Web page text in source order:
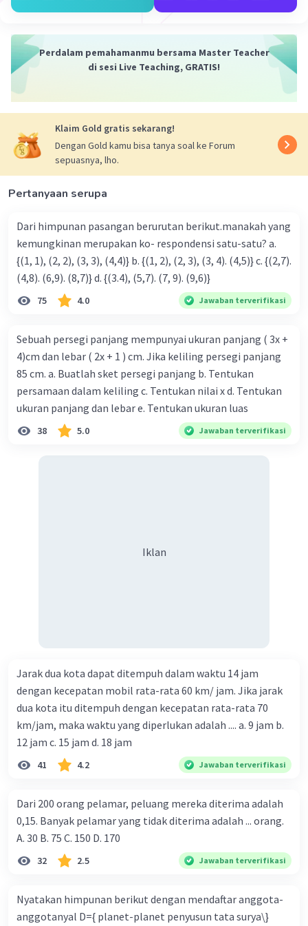
Perdalam pemahamanmu bersama Master Teacher
di sesi Live Teaching, GRATIS!
Klaim Gold gratis sekarang!
Dengan Gold kamu bisa tanya soal ke Forum
sepuasnya, lho.
Pertanyaan serupa
Dari himpunan pasangan berurutan berikut.manakah yang
kemungkinan merupakan ko- respondensi satu-satu? a.
{(1, 1), (2, 2), (3, 3), (4,4)} b. {(1, 2), (2, 3), (3, 4). (4,5)} c. {(2,7).
(4,8). (6,9). (8,7)} d. {(3.4), (5,7). (7, 9). (9,6)}
75 4.0 Jawaban terverifikasi
Sebuah persegi panjang mempunyai ukuran panjang ( 3x +
4)cm dan lebar ( 2x + 1 ) cm. Jika keliling persegi panjang
85 cm. a. Buatlah sket persegi panjang b. Tentukan
persamaan dalam keliling c. Tentukan nilai x d. Tentukan
ukuran panjang dan lebar e. Tentukan ukuran luas
38 5.0 Jawaban terverifikasi
Iklan
Jarak dua kota dapat ditempuh dalam waktu 14 jam
dengan kecepatan mobil rata-rata 60 km/ jam. Jika jarak
dua kota itu ditempuh dengan kecepatan rata-rata 70
km/jam, maka waktu yang diperlukan adalah .... a. 9 jam b.
12 jam c. 15 jam d. 18 jam
41 4.2 Jawaban terverifikasi
Dari 200 orang pelamar, peluang mereka diterima adalah
0,15. Banyak pelamar yang tidak diterima adalah ... orang.
A. 30 B. 75 C. 150 D. 170
32 2.5 Jawaban terverifikasi
Nyatakan himpunan berikut dengan mendaftar anggota-
anggotanyal D={ planet-planet penyusun tata surya\}